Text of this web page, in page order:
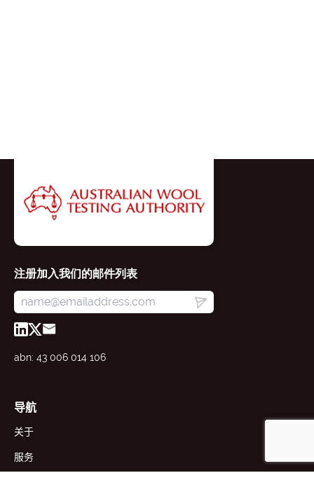
注册加入我们的邮件列表
abn: 43 006 014 106
导航
关于
服务